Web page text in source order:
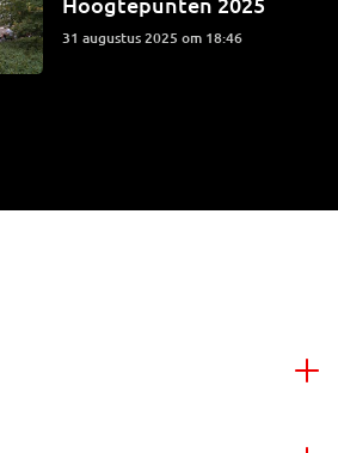
31 augustus 2025 om 18:46